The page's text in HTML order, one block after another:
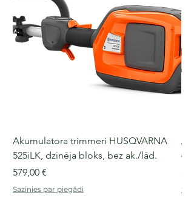
Akumulatora trimmeri HUSQVARNA
525iLK, dzinēja bloks, bez ak./lād.
Cena
579,00 €
Sazinies par piegādi